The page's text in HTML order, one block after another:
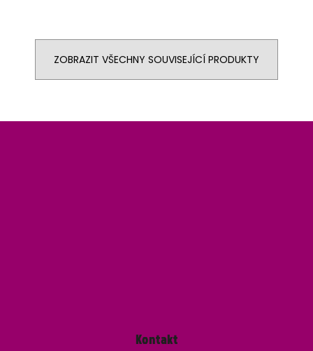
ZOBRAZIT VŠECHNY SOUVISEJÍCÍ PRODUKTY
Kontakt